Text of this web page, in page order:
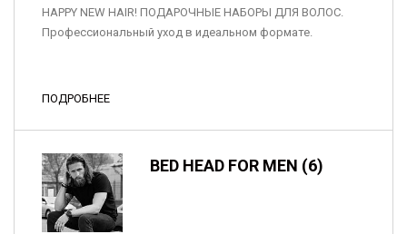
HAPPY NEW HAIR! ПОДАРОЧНЫЕ НАБОРЫ ДЛЯ ВОЛОС.
Профессиональный уход в идеальном формате.
ПОДРОБНЕЕ
BED HEAD FOR MEN (6)